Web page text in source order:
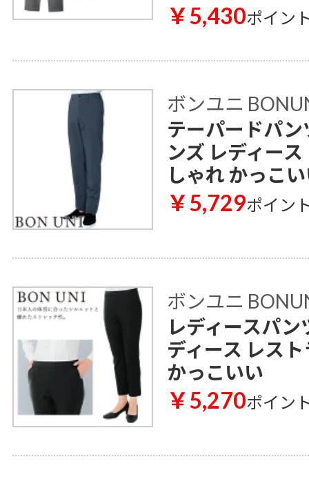
￥5,430ポイン
ボンユニ
テーパードパン
ンズ レディー
しゃれ かっこ
￥5,729ポイン
ボンユニ
レディースパ
ディース レス
かっこいい
￥5,270ポイン